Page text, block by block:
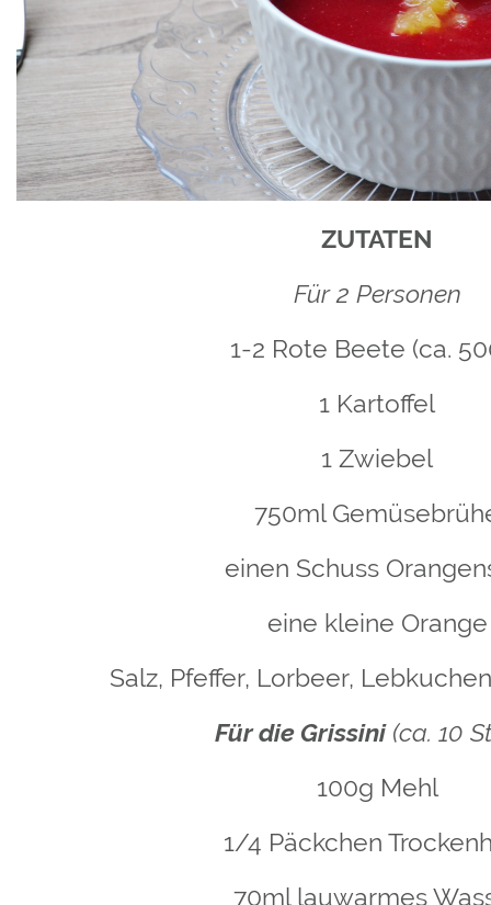
ZUTATEN
Für 2 Personen
1-2 Rote Beete (ca.
1 Kartoffel
1 Zwiebel
750ml
einen Schuss
eine kleine Orange
Salz, Pfeffer, Lorbeer,
Für die Grissini(ca. 10
100g Mehl
1/4 Päckchen
70ml lauwarmes